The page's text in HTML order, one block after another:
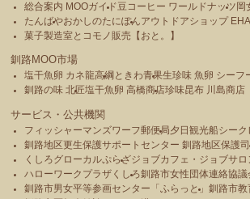
総合案内 MOOガイド豆コーヒー ワールドナッツ 岡
たんばやおかしのたにぽんアウトドアショップ
菓子製造室とコモノ販売【おと。】
釧路MOO市場
塩干魚卵 カネ龍高綱 ときわ青果生珍味 魚卵 シーフ
釧路の味 北匠塩干魚卵 高橋商店珍味昆布 川島商店
サービス・公共機関
フィッシャーマンズワーフ郵便局夕日観光船シー
釧路地区更生保護サポートセンター 釧路地区保護
くしろグローカルぷらざジョブカフェ・ジョブサロ
ハローワークプラザくしろ釧路市女性団体連絡協議
釧路市男女平等参画センター「ふらっと」釧路市教